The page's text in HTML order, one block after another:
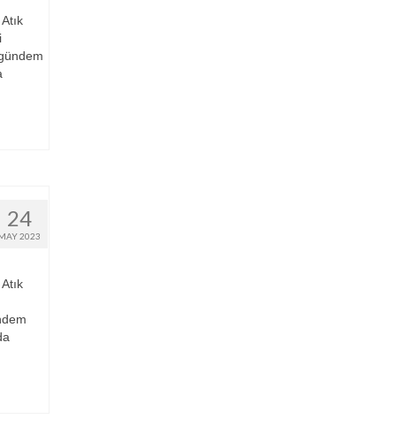
24
2023